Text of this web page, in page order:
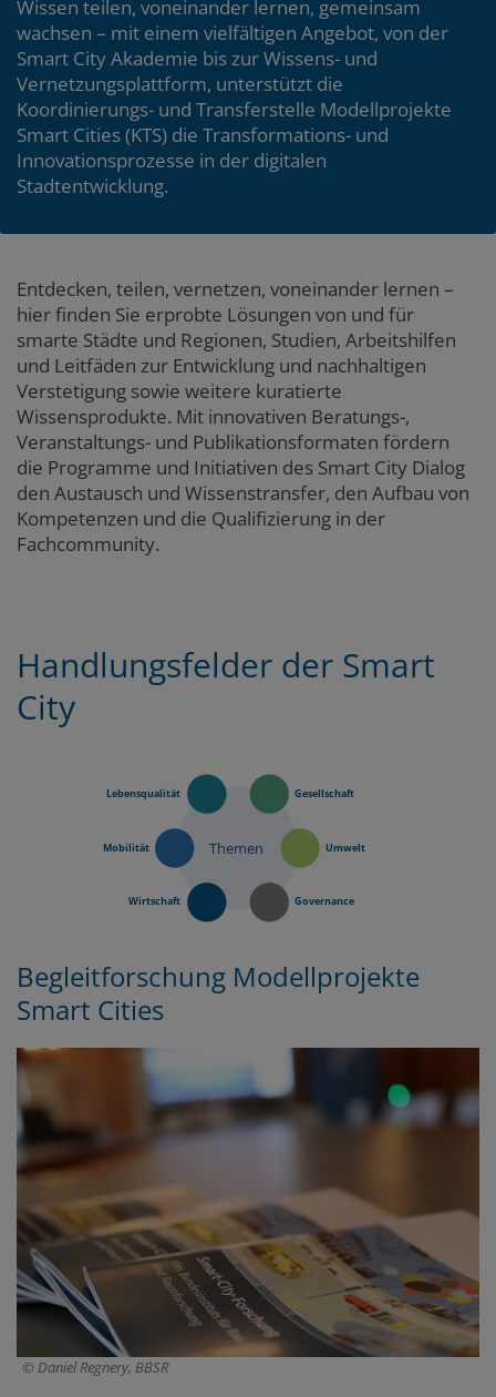
Wissen teilen, voneinander lernen, gemeinsam
wachsen – mit einem vielfältigen Angebot, von der
Smart City Akademie bis zur Wissens- und
Vernetzungsplattform, unterstützt die
Koordinierungs- und Transferstelle Modellprojekte
Smart Cities (KTS) die Transformations- und
Innovationsprozesse in der digitalen
Stadtentwicklung.
Entdecken, teilen, vernetzen, voneinander lernen –
hier finden Sie erprobte Lösungen von und für
smarte Städte und Regionen, Studien, Arbeitshilfen
und Leitfäden zur Entwicklung und nachhaltigen
Verstetigung sowie weitere kuratierte
Wissensprodukte. Mit innovativen Beratungs-,
Veranstaltungs- und Publikationsformaten fördern
die Programme und Initiativen des Smart City Dialog
den Austausch und Wissenstransfer, den Aufbau von
Kompetenzen und die Qualifizierung in der
Fachcommunity.
Zum
Seitenbereich
Zum
Hauptinhalt
Marginalspalte
Handlungsfelder der Smart
City
Themen
Gesellschaft
Umwelt
Governance
Lebensqualität
Mobilität
Wirtschaft
Begleitforschung Modellprojekte
Smart Cities
Daniel Regnery, BBSR